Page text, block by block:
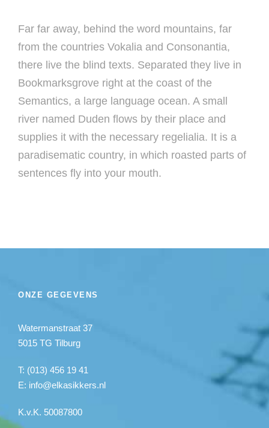
Far far away, behind the word mountains, far
from the countries Vokalia and Consonantia,
there live the blind texts. Separated they live in
Bookmarksgrove right at the coast of the
Semantics, a large language ocean. A small
river named Duden flows by their place and
supplies it with the necessary regelialia. It is a
paradisematic country, in which roasted parts of
sentences fly into your mouth.
ONZE GEGEVENS
Watermanstraat 37
5015 TG Tilburg
T: (013) 456 19 41
E: info@elkasikkers.nl
K.v.K. 50087800